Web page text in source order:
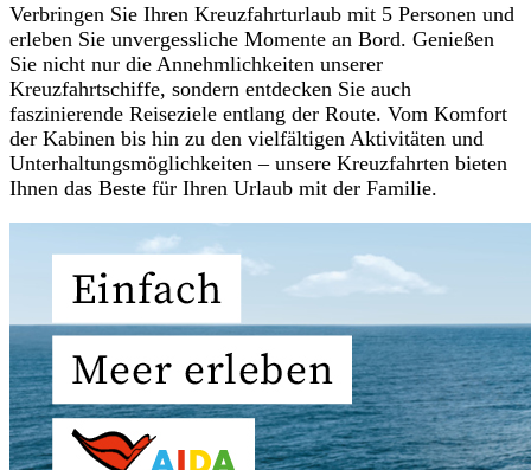
Verbringen Sie Ihren Kreuzfahrturlaub mit 5 Personen und
erleben Sie unvergessliche Momente an Bord. Genießen
Sie nicht nur die Annehmlichkeiten unserer
Kreuzfahrtschiffe, sondern entdecken Sie auch
faszinierende Reiseziele entlang der Route. Vom Komfort
der Kabinen bis hin zu den vielfältigen Aktivitäten und
Unterhaltungsmöglichkeiten – unsere Kreuzfahrten bieten
Ihnen das Beste für Ihren Urlaub mit der Familie.